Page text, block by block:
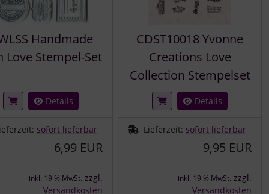
Handmade
Love Stempel-Set
Details
sofort lieferbar
6,99 EUR
inkl. 19 % MwSt. zzgl.
Versandkosten
CDST10018 Yvonne
Creations Love
Collection Stempelset
Details
Lieferzeit: sofort lieferbar
9,95 EUR
inkl. 19 % MwSt. zzgl.
Versandkosten